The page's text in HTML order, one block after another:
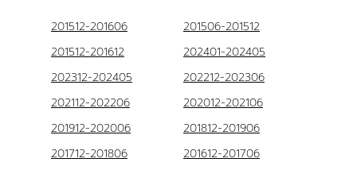
201512-201606
201506-201512
201512-201612
202401-202405
202312-202405
202212-202306
202112-202206
202012-202106
201912-202006
201812-201906
201712-201806
201612-201706